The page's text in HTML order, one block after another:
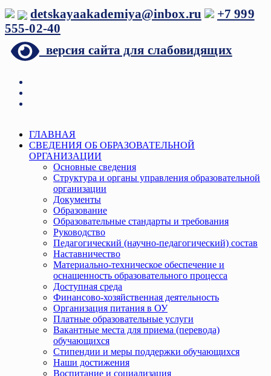
Перейти
к
содержимому
detskayaakademiya@inbox.ru
+7 999
555-02-40
версия сайта для слабовидящих
МенюГЛАВНАЯ
СВЕДЕНИЯ ОБ ОБРАЗОВАТЕЛЬНОЙ
ОРГАНИЗАЦИИ
Основные сведения
Структура и органы управления образовательной
организации
Документы
Образование
Образовательные стандарты и требования
Руководство
Педагогический (научно-педагогический) состав
Наставничество
Материально-техническое обеспечение и
оснащенность образовательного процесса
Доступная среда
Финансово-хозяйственная деятельность
Организация питания в ОУ
Платные образовательные услуги
Вакантные места для приема (перевода)
обучающихся
Стипендии и меры поддержки обучающихся
Наши достижения
Воспитание и социализация